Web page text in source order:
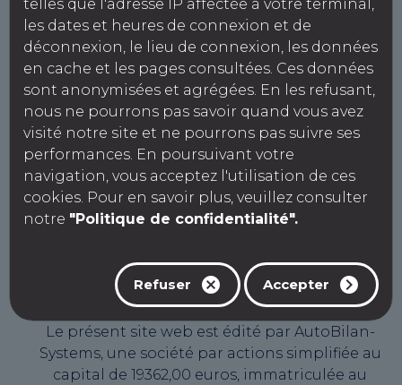
telles que l'adresse IP affectée à votre terminal,
les dates et heures de connexion et de
déconnexion, le lieu de connexion, les données
en cache et les pages consultées. Ces données
sont anonymisées et agrégées. En les refusant,
nous ne pourrons pas savoir quand vous avez
visité notre site et ne pourrons pas suivre ses
performances. En poursuivant votre
navigation, vous acceptez l'utilisation de ces
cookies. Pour en savoir plus, veuillez consulter
notre "Politique de confidentialité".
Refuser Accepter
CONTROLE TECHNIQUE LA ROTONDE
Agrément : S003Z103
SIRET : 841 228 430 00010
N° intracommunautaire :
FR24841228430
Capital social : 1000 €
CONTROLE TECHNIQUE LA ROTONDE
Agrément : L003Z126
SIRET : 841 228 430 00010
FR24841228430
Capital social : 1000 €
Le présent site web est édité par AutoBilan-
Systems, une société par actions simplifiée au
capital de 19362,00 euros, immatriculée au